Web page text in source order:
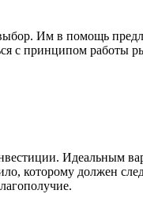
Им в помощь
с принципом работы
Идеальным
которому должен